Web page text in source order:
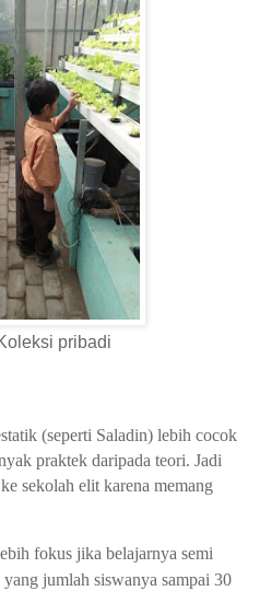
(seperti Saladin) lebih cocok
praktek daripada teori. Jadi
sekolah elit karena memang
fokus jika belajarnya semi
jumlah siswanya sampai 30